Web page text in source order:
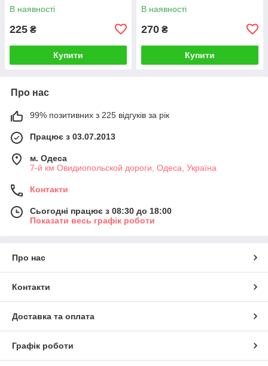
В наявності
225 ₴
Купити
В наявності
270 ₴
Купити
Про нас
99% позитивних з 225 відгуків за рік
Працює з 03.07.2013
м. Одеса
7-й км Овидиопольской дороги, Одеса, Україна
Контакти
Сьогодні працює з 08:30 до 18:00
Показати весь графік роботи
Про нас
Контакти
Доставка та оплата
Графік роботи